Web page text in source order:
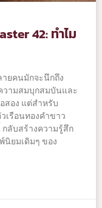
42: ทำไม
ยคนมักจะนึกถึง
วามสมบุกสมบันและ
สอง แต่สำหรับ
เรือนทองคำขาว
กลับสร้างความรู้สึก
นิยมเดิมๆ ของ